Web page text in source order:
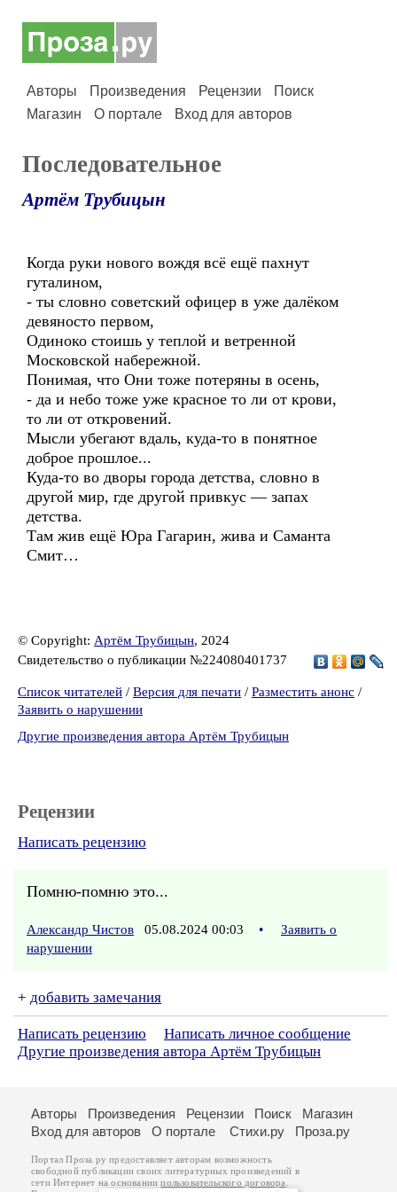
Авторы Произведения Рецензии
Поиск
Магазин
О портале Вход для авторов
Последовательное
Артём Трубицын
Когда руки нового вождя всё ещё пахнут
гуталином,
- ты словно советский офицер в уже далёком
девяносто первом,
Одиноко стоишь у теплой и ветренной
Московской набережной.
Понимая, что Они тоже потеряны в осень,
- да и небо тоже уже красное то ли от крови,
то ли от откровений.
Мысли убегают вдаль, куда-то в понятное
доброе прошлое...
Куда-то во дворы города детства, словно в
другой мир, где другой привкус — запах
детства.
Там жив ещё Юра Гагарин, жива и Саманта
Смит…
© Copyright: Артём Трубицын, 2024
Свидетельство о публикации №224080401737
Список читателей / Версия для печати / Разместить анонс /
Заявить о нарушении
Другие произведения автора Артём Трубицын
Рецензии
Написать рецензию
Помню-помню это...
Александр Чистов 05.08.2024 00:03 •
Заявить о
нарушении
+ добавить замечания
Написать рецензию
Написать личное сообщение
Другие произведения автора Артём Трубицын
Авторы Произведения Рецензии Поиск
Магазин
Вход для авторов
О портале Стихи.ру Проза.ру
Портал Проза.ру предоставляет авторам возможность
свободной публикации своих литературных произведений в
сети Интернет на основаниипользовательского договора